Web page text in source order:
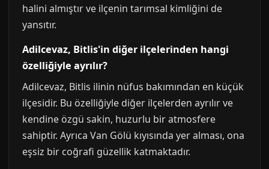
halini almıştır ve ilçenin tarımsal kimliğini de
yansıtır.
Adilcevaz, Bitlis'in diğer ilçelerinden hangi
özelliğiyle ayrılır?
Adilcevaz, Bitlis ilinin nüfus bakımından en küçük
ilçesidir. Bu özelliğiyle diğer ilçelerden ayrılır ve
kendine özgü sakin, huzurlu bir atmosfere
sahiptir. Ayrıca Van Gölü kıyısında yer alması, ona
eşsiz bir coğrafi güzellik katmaktadır.